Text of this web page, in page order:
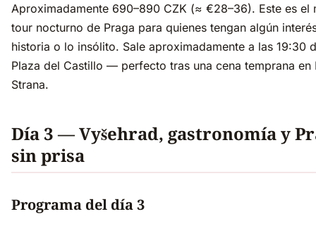
Aproximadamente 690–890 CZK (≈ €28–36). Este es el
tour nocturno de Praga para quienes tengan algún
historia o lo insólito. Sale aproximadamente a las 19:30
Plaza del Castillo — perfecto tras una cena temprana en
Strana.
Día 3 — Vyšehrad, gastronomía y
sin prisa
Programa del día 3